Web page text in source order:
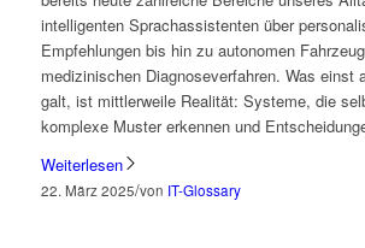
intelligenten Sprachassistenten über
Empfehlungen bis hin zu autonomen
medizinischen Diagnoseverfahren. Was einst
galt, ist mittlerweile Realität: Systeme, die
komplexe Muster erkennen und
Weiterlesen
22. März 2025/von IT-Glossary